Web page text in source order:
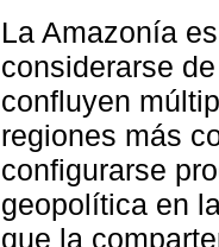
La Amazonía
considerarse
confluyen
regiones más
configurarse
geopolítica en
que la